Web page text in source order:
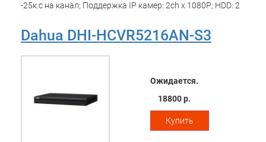
-25к.с на канал; Поддержка IP камер: 2ch x 1080P; HDD: 2
1Gb; USB 2.0 - 2 порта; Аудио вх. вых 1/1; RS485;
Поддержка: iOS, Android; Размеры: 375мм x 285мм x 55мм;
Dahua DHI-HCVR5216AN-S3
Ожидается.
18800 р.
Купить